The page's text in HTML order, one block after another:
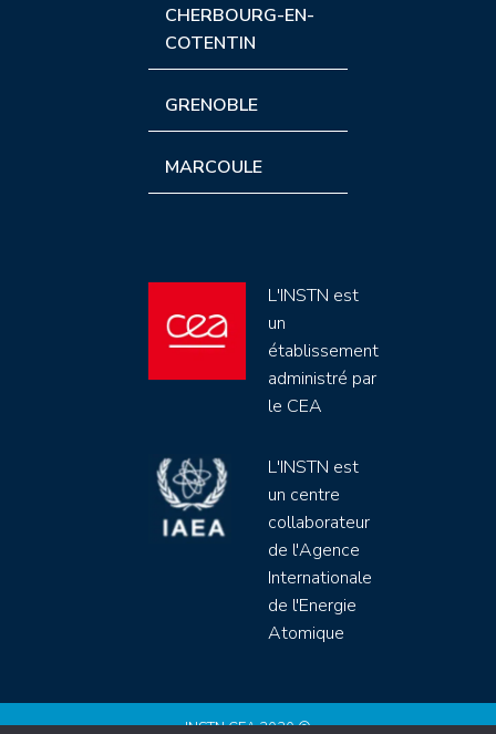
CHERBOURG-EN-
COTENTIN
GRENOBLE
MARCOULE
L'INSTN est
un
établissement
administré par
le CEA
L'INSTN est
un centre
collaborateur
de l'Agence
Internationale
de l'Energie
Atomique
INSTN CEA 2020 ©